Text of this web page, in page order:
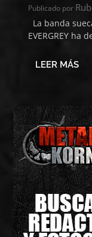
Publicado por
La banda
EVERGREY ha
LEER MÁS